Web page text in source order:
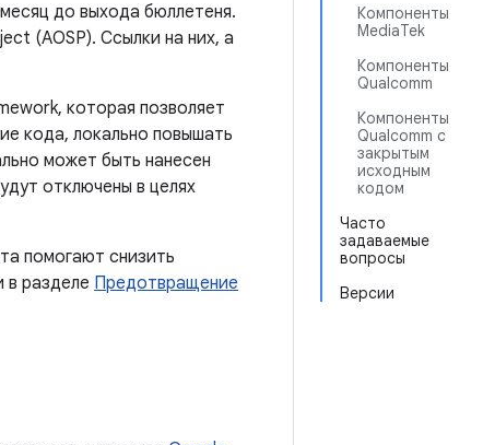
Компоненты
MediaTek
Компоненты
Qualcomm
Компоненты
Qualcomm с
закрытым
исходным
кодом
Часто
задаваемые
вопросы
Версии
до выхода бюллетеня.
(AOSP). Ссылки на них, а
которая позволяет
кода, локально повышать
может быть нанесен
отключены в целях
помогают снизить
в разделе Предотвращение